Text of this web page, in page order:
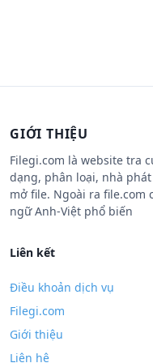
GIỚI THIỆU
Filegi.com là website tra
dạng, phân loại, nhà
mở file. Ngoài ra file.com
ngữ Anh-Việt phổ biến
Liên kết
Điều khoản dịch vụ
Filegi.com
Giới thiệu
Liên hệ